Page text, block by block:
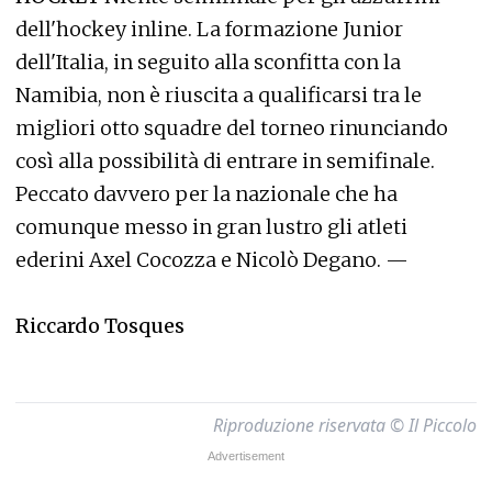
dell'hockey inline. La formazione Junior
dell'Italia, in seguito alla sconfitta con la
Namibia, non è riuscita a qualificarsi tra le
migliori otto squadre del torneo rinunciando
così alla possibilità di entrare in semifinale.
Peccato davvero per la nazionale che ha
comunque messo in gran lustro gli atleti
ederini Axel Cocozza e Nicolò Degano. —
Riccardo Tosques
Riproduzione riservata © Il Piccolo